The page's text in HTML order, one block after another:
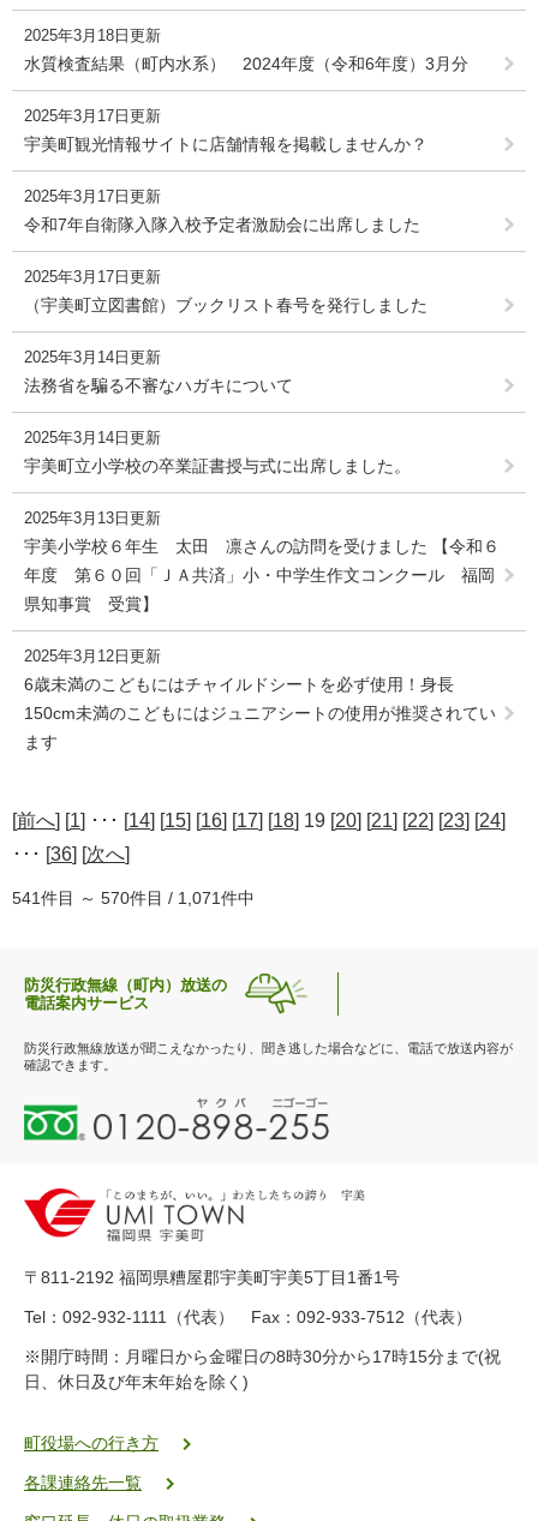
2025年3月18日更新
水質検査結果（町内水系） 2024年度（令和6年度）3月分
2025年3月17日更新
宇美町観光情報サイトに店舗情報を掲載しませんか？
2025年3月17日更新
令和7年自衛隊入隊入校予定者激励会に出席しました
2025年3月17日更新
（宇美町立図書館）ブックリスト春号を発行しました
2025年3月14日更新
法務省を騙る不審なハガキについて
2025年3月14日更新
宇美町立小学校の卒業証書授与式に出席しました。
2025年3月13日更新
宇美小学校６年生 太田 凛さんの訪問を受けました 【令和６
年度 第６０回「ＪＡ共済」小・中学生作文コンクール 福岡
県知事賞 受賞】
2025年3月12日更新
6歳未満のこどもにはチャイルドシートを必ず使用！身長
150cm未満のこどもにはジュニアシートの使用が推奨されてい
ます
[前へ] [1] ･･･ [14] [15] [16] [17] [18] 19 [20] [21] [22] [23] [24]
･･･ [36] [次へ]
541件目 ～ 570件目 / 1,071件中
防災行政無線（町内）放送の
電話案内サービス
防災行政無線放送が聞こえなかったり、聞き逃した場合などに、電話で放送内容が
確認できます。
0
1
-
8
-
5
5
ク
二
ゴ
〒811-2192 福岡県糟屋郡宇美町宇美5丁目1番1号
Tel：092-932-1111（代表） Fax：092-933-7512（代表）
※開庁時間：月曜日から金曜日の8時30分から17時15分まで(祝
日、休日及び年末年始を除く)
町役場への行き方
各課連絡先一覧